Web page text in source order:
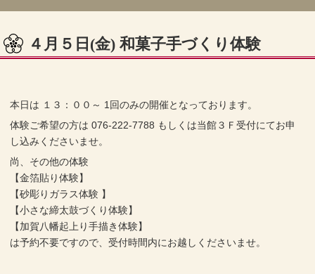
４月５日(金) 和菓子手づくり体験
本日は １３：００～ 1回のみの開催となっております。
体験ご希望の方は 076-222-7788 もしくは当館３Ｆ受付にてお申
し込みくださいませ。
尚、その他の体験
【金箔貼り体験】
【砂彫りガラス体験 】
【小さな締太鼓づくり体験】
【加賀八幡起上り手描き体験】
は予約不要ですので、受付時間内にお越しくださいませ。